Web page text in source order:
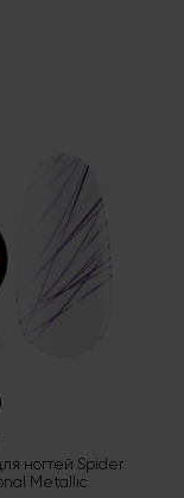
ногтей Spider
Metallic